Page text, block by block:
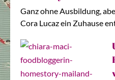
Ganz ohne Ausbildung,
Cora Lucaz ein Zuhause